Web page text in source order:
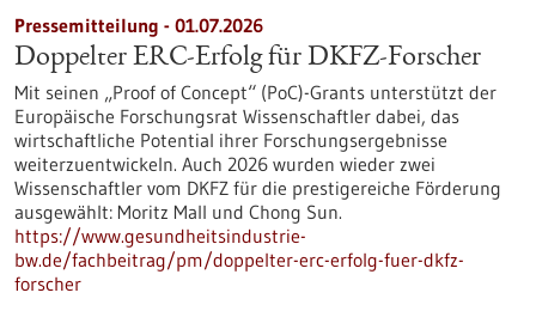
Pressemitteilung - 01.07.2026
Doppelter ERC-Erfolg für DKFZ-Forscher
Mit seinen „Proof of Concept“ (PoC)-Grants unterstützt der
Europäische Forschungsrat Wissenschaftler dabei, das
wirtschaftliche Potential ihrer Forschungsergebnisse
weiterzuentwickeln. Auch 2026 wurden wieder zwei
Wissenschaftler vom DKFZ für die prestigereiche Förderung
ausgewählt: Moritz Mall und Chong Sun.
https://www.gesundheitsindustrie-
bw.de/fachbeitrag/pm/doppelter-erc-erfolg-fuer-dkfz-
forscher